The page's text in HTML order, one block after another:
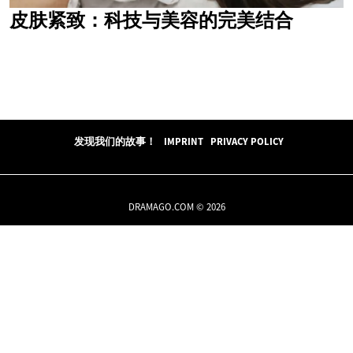
皮肤紧致：科技与美容的完美结合
发现我们的故事！ IMPRINT PRIVACY POLICY
DRAMAGO.COM © 2026